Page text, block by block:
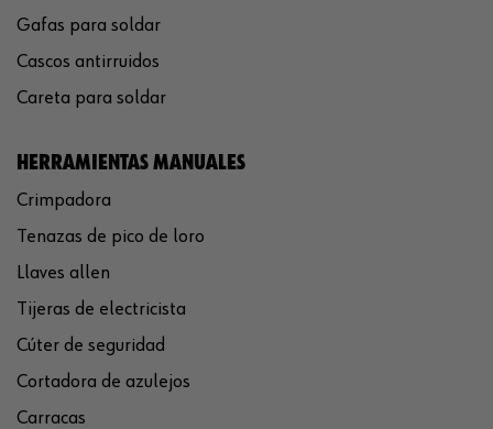
Gafas para soldar
Cascos antirruidos
Careta para soldar
HERRAMIENTAS MANUALES
Crimpadora
Tenazas de pico de loro
Llaves allen
Tijeras de electricista
Cúter de seguridad
Cortadora de azulejos
Carracas